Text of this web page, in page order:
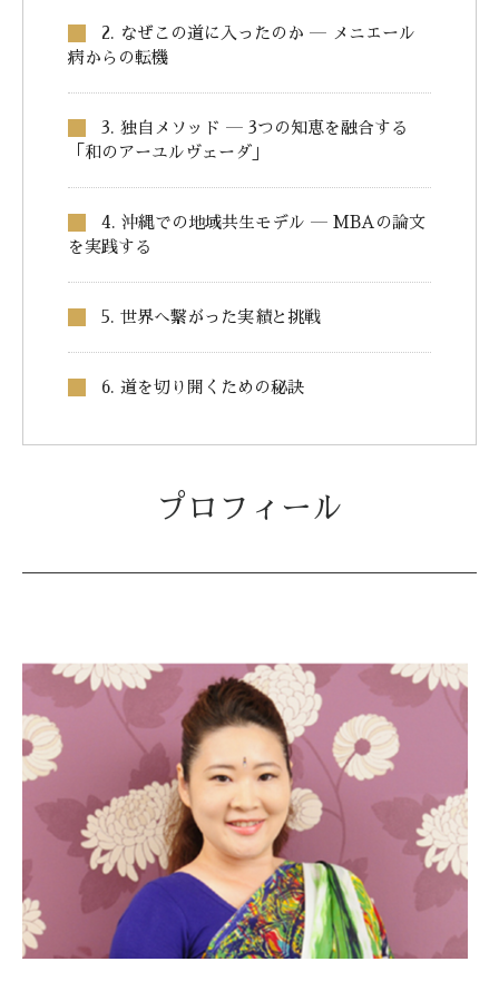
2. なぜこの道に入ったのか ― メニエール
病からの転機
3. 独自メソッド ― 3つの知恵を融合する
「和のアーユルヴェーダ」
4. 沖縄での地域共生モデル ― MBAの論文
を実践する
5. 世界へ繋がった実績と挑戦
6. 道を切り開くための秘訣
プロフィール